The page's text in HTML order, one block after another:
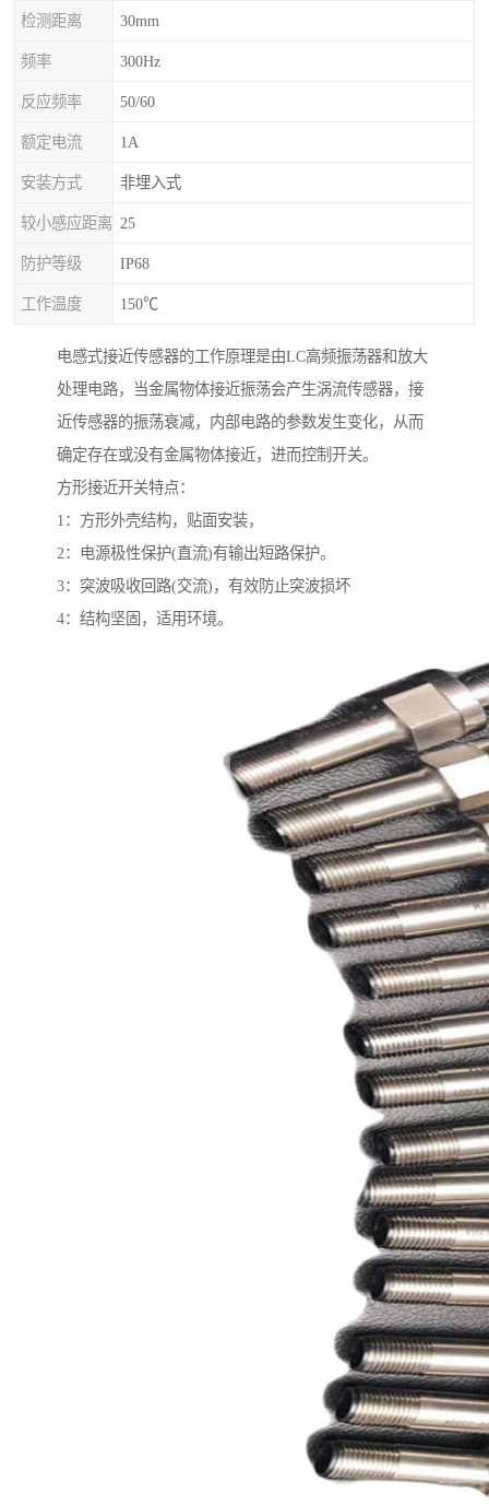
检测距离 30mm
频率 300Hz
反应频率 50/60
额定电流 1A
安装方式 非埋入式
较小感应距离 25
防护等级 IP68
工作温度 150℃
电感式接近传感器的工作原理是由LC高频振荡器和放大
处理电路，当金属物体接近振荡会产生涡流传感器，接
近传感器的振荡衰减，内部电路的参数发生变化，从而
确定存在或没有金属物体接近，进而控制开关。
方形接近开关特点：
1：方形外壳结构，贴面安装，
2：电源极性保护(直流)有输出短路保护。
3：突波吸收回路(交流)，有效防止突波损坏
4：结构坚固，适用环境。